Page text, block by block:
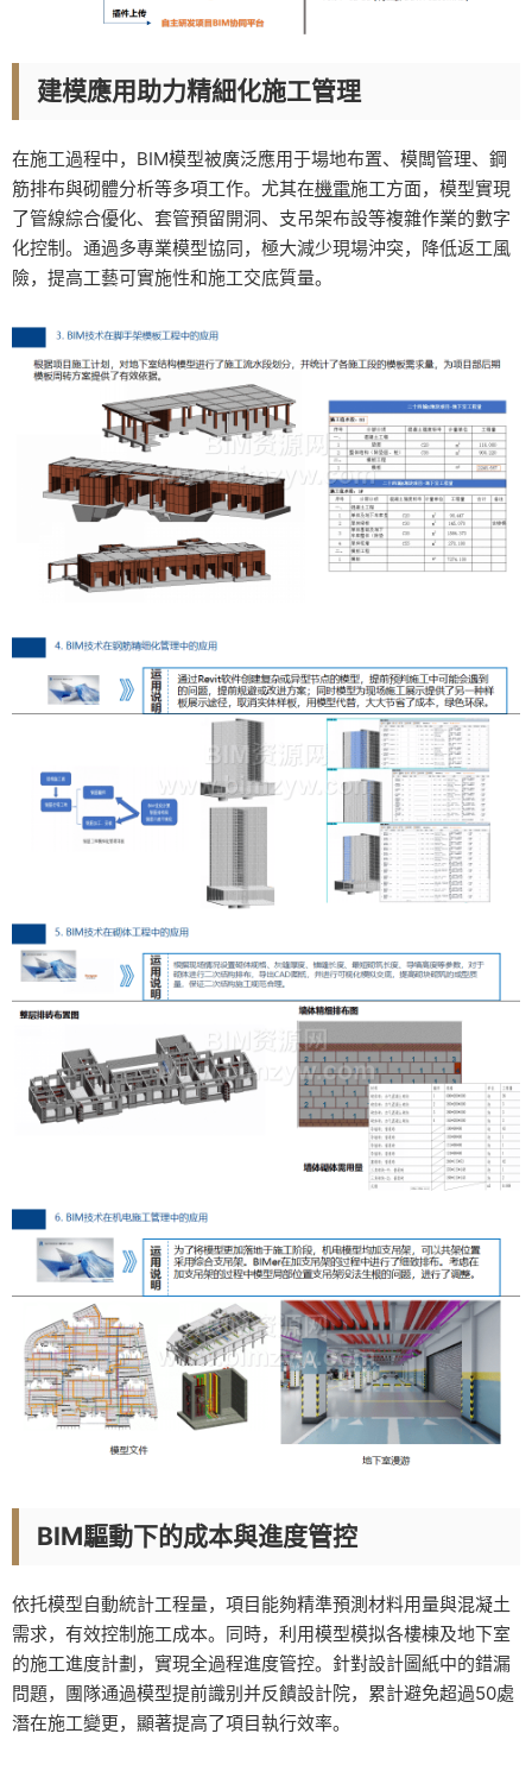
建模應用助力精細化施工管理
在施工過程中，BIM模型被廣泛應用于場地布置、模闆管理、鋼
筋排布與砌體分析等多項工作。尤其在機電施工方面，模型實現
了管線綜合優化、套管預留開洞、支吊架布設等複雜作業的數字
化控制。通過多專業模型協同，極大減少現場沖突，降低返工風
險，提高工藝可實施性和施工交底質量。
BIM驅動下的成本與進度管控
依托模型自動統計工程量，項目能夠精準預測材料用量與混凝土
需求，有效控制施工成本。同時，利用模型模拟各樓棟及地下室
的施工進度計劃，實現全過程進度管控。針對設計圖紙中的錯漏
問題，團隊通過模型提前識别并反饋設計院，累計避免超過50處
潛在施工變更，顯著提高了項目執行效率。